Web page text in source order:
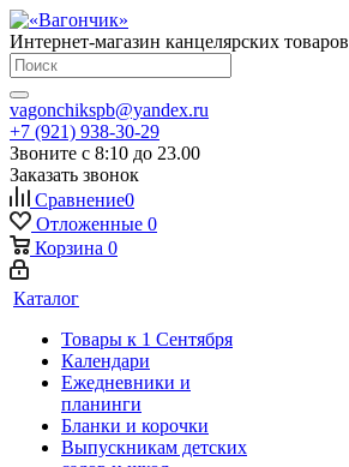
Интернет-магазин канцелярских товаров
vagonchikspb@yandex.ru
+7 (921) 938-30-29
Звоните с 8:10 до 23.00
Заказать звонок
Сравнение0
Отложенные 0
Корзина 0
Каталог
Товары к 1 Сентября
Календари
Ежедневники и
планинги
Бланки и корочки
Выпускникам детских